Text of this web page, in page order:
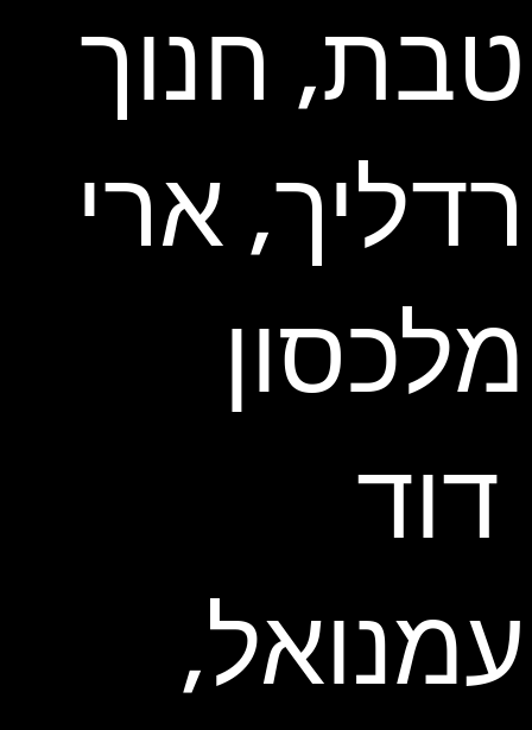
טבת, חנוך
רדליך, ארי
מלכסון
דוד
עמנואל,